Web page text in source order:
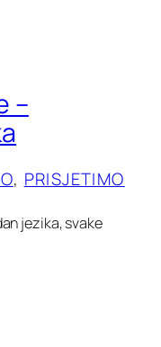
–
, PRISJETIMO
jezika, svake